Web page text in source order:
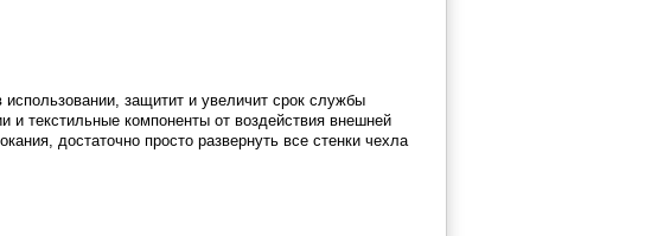
защитит и увеличит срок службы
текстильные компоненты от воздействия внешней
достаточно просто развернуть все стенки чехла